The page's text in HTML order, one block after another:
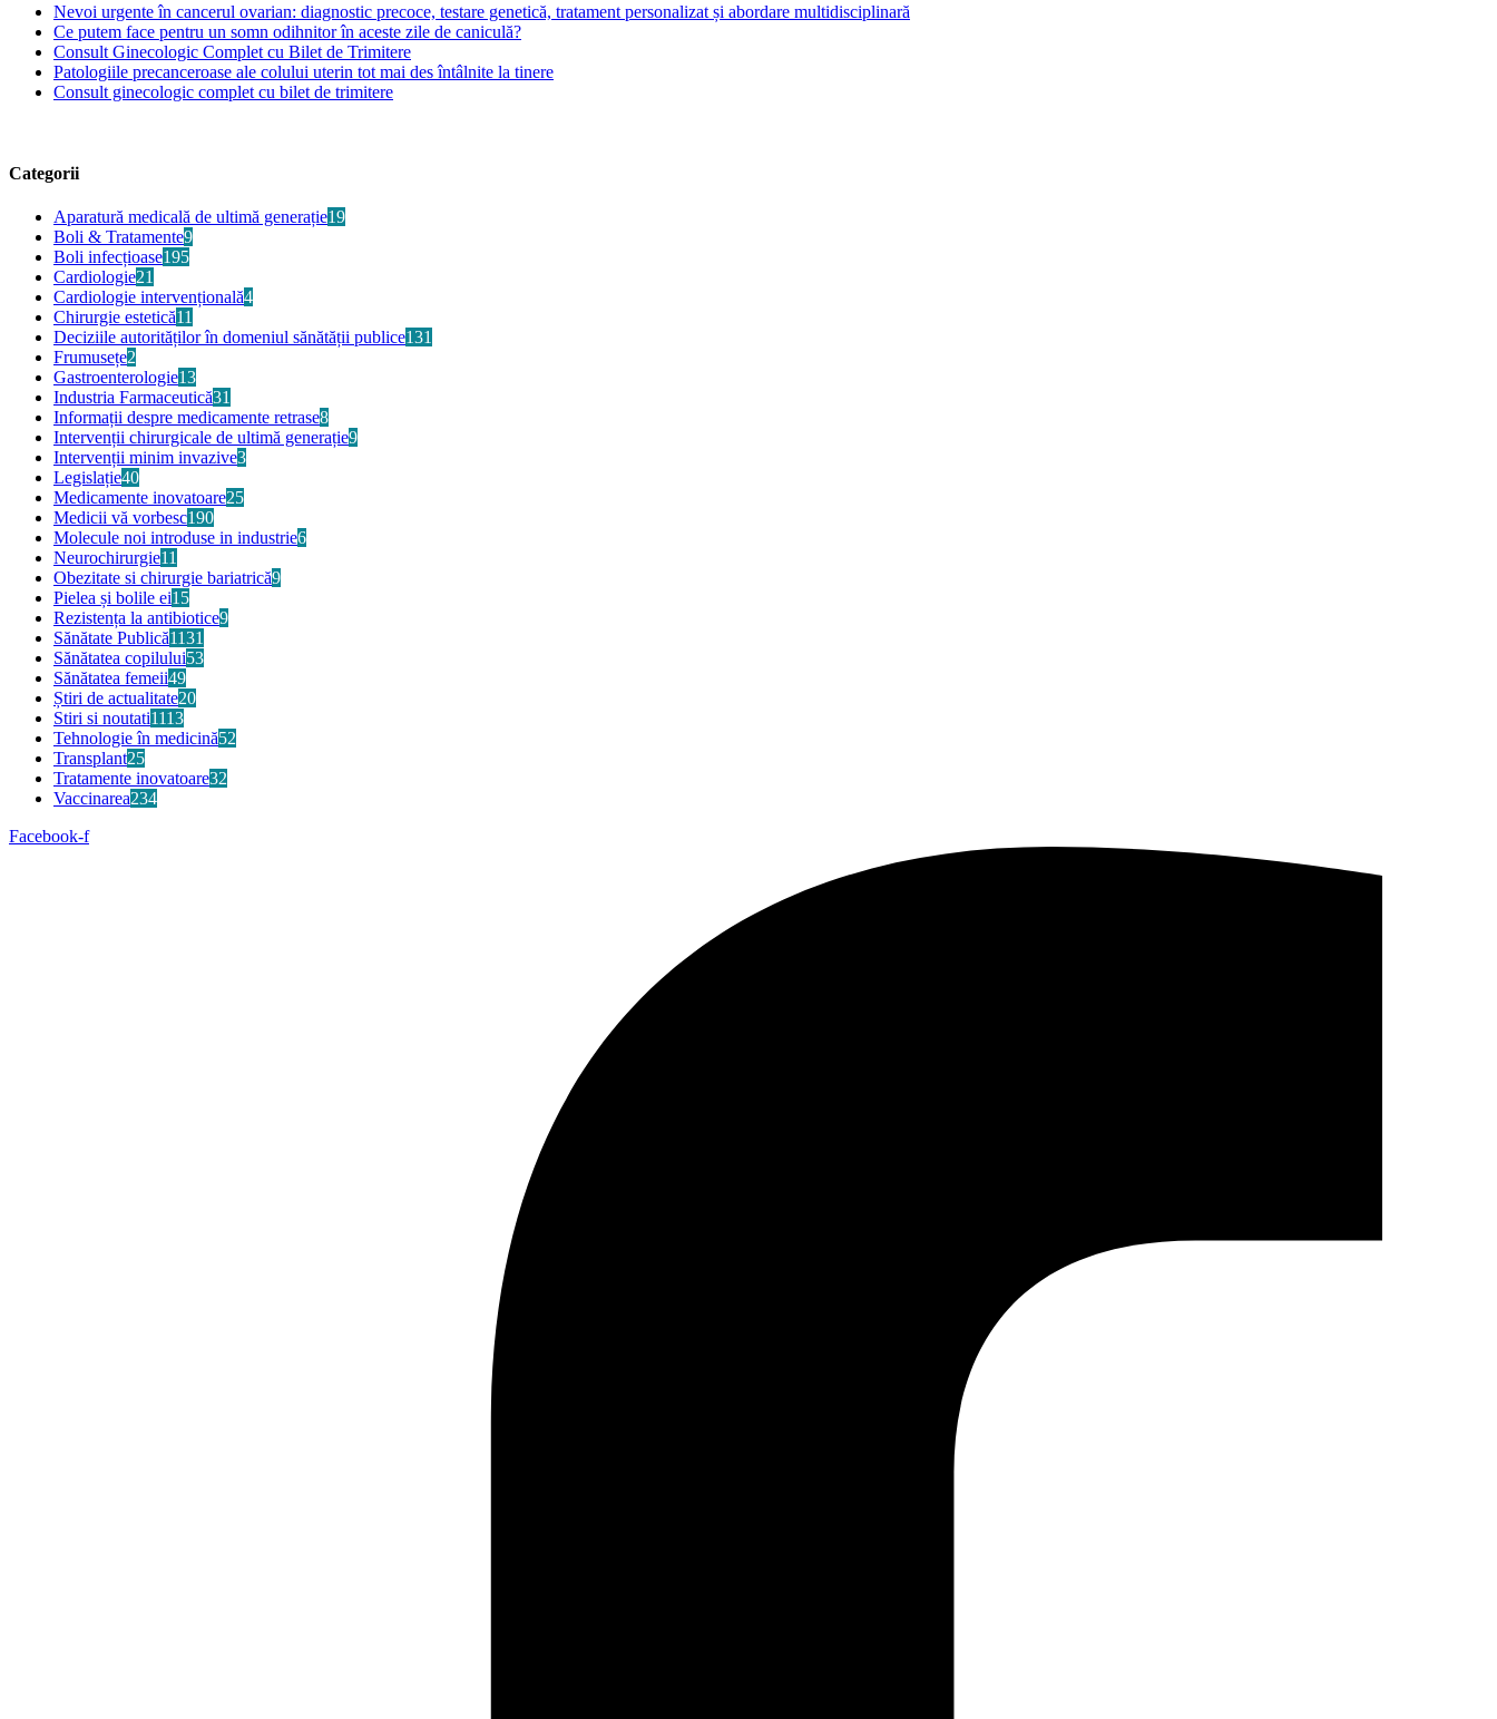
Nevoi urgente în cancerul ovarian: diagnostic precoce, testare genetică, tratament personalizat și abordare multidisciplinară
Ce putem face pentru un somn odihnitor în aceste zile de caniculă?
Consult Ginecologic Complet cu Bilet de Trimitere
Patologiile precanceroase ale colului uterin tot mai des întâlnite la tinere
Consult ginecologic complet cu bilet de trimitere
Categorii
Aparatură medicală de ultimă generație19
Boli & Tratamente9
Boli infecțioase195
Cardiologie21
Cardiologie intervențională4
Chirurgie estetică11
Deciziile autorităților în domeniul sănătății publice131
Frumusețe2
Gastroenterologie13
Industria Farmaceutică31
Informații despre medicamente retrase8
Intervenții chirurgicale de ultimă generație9
Intervenții minim invazive3
Legislație40
Medicamente inovatoare25
Medicii vă vorbesc190
Molecule noi introduse in industrie6
Neurochirurgie11
Obezitate si chirurgie bariatrică9
Pielea și bolile ei15
Rezistența la antibiotice9
Sănătate Publică1131
Sănătatea copilului53
Sănătatea femeii49
Știri de actualitate20
Stiri si noutati1113
Tehnologie în medicină52
Transplant25
Tratamente inovatoare32
Vaccinarea234
Facebook-f